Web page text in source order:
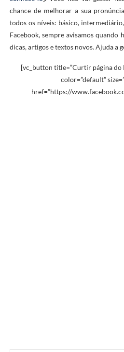
chance de melhorar a sua
todos os níveis: básico,
Facebook, sempre avisamos quando
dicas, artigos e textos novos. Ajuda a
[vc_button title=”Curtir página do
color=”default”
href=”https://